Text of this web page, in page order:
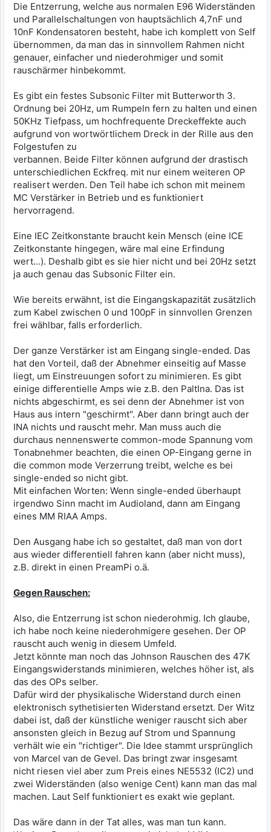
Die Entzerrung, welche aus normalen E96 Widerständen
und Parallelschaltungen von hauptsächlich 4,7nF und
10nF Kondensatoren besteht, habe ich komplett von Self
übernommen, da man das in sinnvollem Rahmen nicht
genauer, einfacher und niederohmiger und somit
rauschärmer hinbekommt.
Es gibt ein festes Subsonic Filter mit Butterworth 3.
Ordnung bei 20Hz, um Rumpeln fern zu halten und einen
50KHz Tiefpass, um hochfrequente Dreckeffekte auch
aufgrund von wortwörtlichem Dreck in der Rille aus den
Folgestufen zu
verbannen. Beide Filter können aufgrund der drastisch
unterschiedlichen Eckfreq. mit nur einem weiteren OP
realisert werden. Den Teil habe ich schon mit meinem
MC Verstärker in Betrieb und es funktioniert
hervorragend.
Eine IEC Zeitkonstante braucht kein Mensch (eine ICE
Zeitkonstante hingegen, wäre mal eine Erfindung
wert...). Deshalb gibt es sie hier nicht und bei 20Hz setzt
ja auch genau das Subsonic Filter ein.
Wie bereits erwähnt, ist die Eingangskapazität zusätzlich
zum Kabel zwischen 0 und 100pF in sinnvollen Grenzen
frei wählbar, falls erforderlich.
Der ganze Verstärker ist am Eingang single-ended. Das
hat den Vorteil, daß der Abnehmer einseitig auf Masse
liegt, um Einstreuungen sofort zu minimieren. Es gibt
einige differentielle Amps wie z.B. den PaltIna. Das ist
nichts abgeschirmt, es sei denn der Abnehmer ist von
Haus aus intern "geschirmt". Aber dann bringt auch der
INA nichts und rauscht mehr. Man muss auch die
durchaus nennenswerte common-mode Spannung vom
Tonabnehmer beachten, die einen OP-Eingang gerne in
die common mode Verzerrung treibt, welche es bei
single-ended so nicht gibt.
Mit einfachen Worten: Wenn single-ended überhaupt
irgendwo Sinn macht im Audioland, dann am Eingang
eines MM RIAA Amps.
Den Ausgang habe ich so gestaltet, daß man von dort
aus wieder differentiell fahren kann (aber nicht muss),
z.B. direkt in einen PreamPi o.ä.
Gegen Rauschen:
Also, die Entzerrung ist schon niederohmig. Ich glaube,
ich habe noch keine niederohmigere gesehen. Der OP
rauscht auch wenig in diesem Umfeld.
Jetzt könnte man noch das Johnson Rauschen des 47K
Eingangswiderstands minimieren, welches höher ist, als
das des OPs selber.
Dafür wird der physikalische Widerstand durch einen
elektronisch sythetisierten Widerstand ersetzt. Der Witz
dabei ist, daß der künstliche weniger rauscht sich aber
ansonsten gleich in Bezug auf Strom und Spannung
verhält wie ein "richtiger". Die Idee stammt ursprünglich
von Marcel van de Gevel. Das bringt zwar insgesamt
nicht riesen viel aber zum Preis eines NE5532 (IC2) und
zwei Widerständen (also wenige Cent) kann man das mal
machen. Laut Self funktioniert es exakt wie geplant.
Das wäre dann in der Tat alles, was man tun kann.